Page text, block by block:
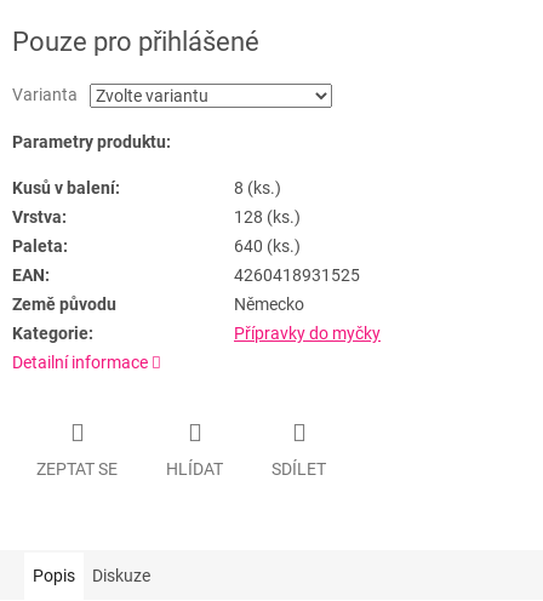
Pouze pro přihlášené
Varianta
Parametry produktu:
Kusů v balení:
8 (ks.)
Vrstva:
128 (ks.)
Paleta:
640 (ks.)
EAN:
4260418931525
Země původu
Německo
Kategorie:
Přípravky do myčky
Detailní informace
ZEPTAT SE HLÍDAT SDÍLET
Popis Diskuze